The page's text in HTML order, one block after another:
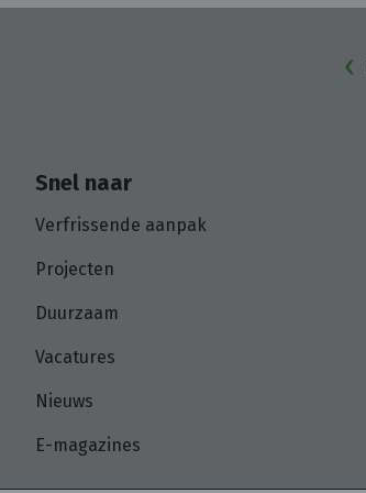
Snel naar
Verfrissende aanpak
Projecten
Duurzaam
Vacatures
Nieuws
E-magazines